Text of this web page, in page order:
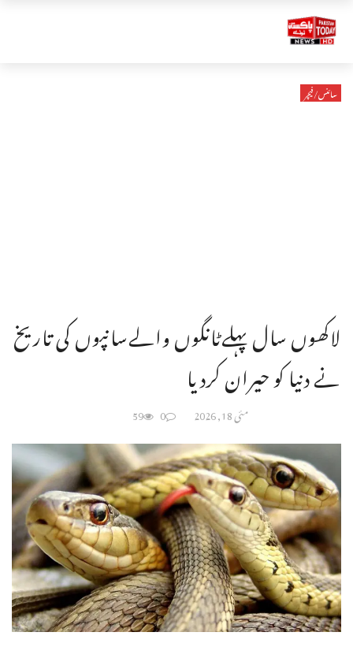
سائنس/فیچر
لاکھوں سال پہلےٹانگوں والےسانپوں کی تاریخ
نے دنیا کو حیران کردیا
مئی 18, 2026 0
59